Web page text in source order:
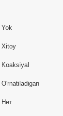
Yok
Xitoy
Koaksiyal
O'rnatiladigan
Нет